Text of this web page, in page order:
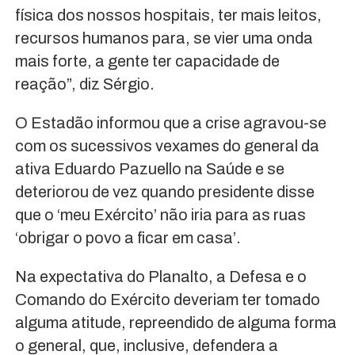
física dos nossos hospitais, ter mais leitos,
recursos humanos para, se vier uma onda
mais forte, a gente ter capacidade de
reação”, diz Sérgio.
O Estadão informou que a crise agravou-se
com os sucessivos vexames do general da
ativa Eduardo Pazuello na Saúde e se
deteriorou de vez quando presidente disse
que o ‘meu Exército’ não iria para as ruas
‘obrigar o povo a ficar em casa’.
Na expectativa do Planalto, a Defesa e o
Comando do Exército deveriam ter tomado
alguma atitude, repreendido de alguma forma
o general, que, inclusive, defendera a